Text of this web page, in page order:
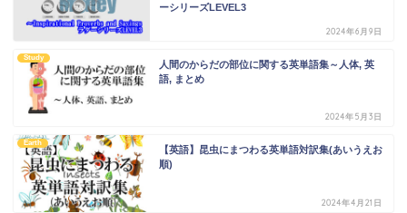
ーシリーズLEVEL3
2024年6月9日
Study
人間のからだの部位に関する英単語集～人体, 英
語, まとめ
2024年5月3日
Earth
【英語】昆虫にまつわる英単語対訳集(あいうえお
順)
2024年4月21日